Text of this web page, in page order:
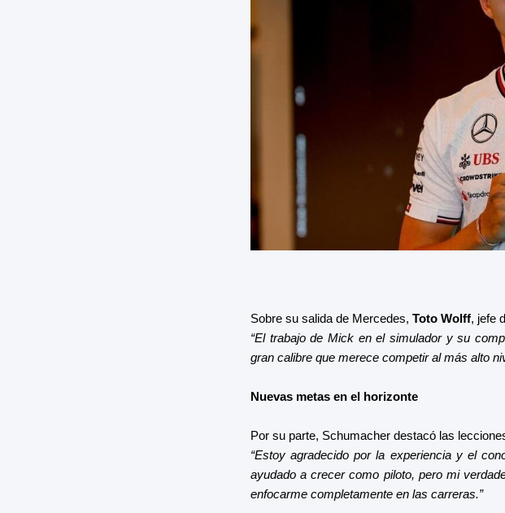
Sobre su salida de Mercedes, Toto Wolff, jefe
“El trabajo de Mick en el simulador y su
gran calibre que merece competir al más alto
Nuevas metas en el horizonte
Por su parte, Schumacher destacó las
“Estoy agradecido por la experiencia y el
ayudado a crecer como piloto, pero mi
enfocarme completamente en las carreras.”